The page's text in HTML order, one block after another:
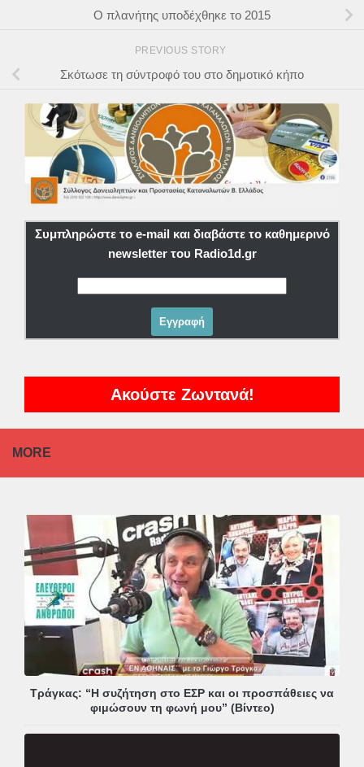
Ο πλανήτης υποδέχθηκε το 2015
PREVIOUS STORY
Σκότωσε τη σύντροφό του στο δημοτικό κήπο
Συμπληρώστε το e-mail και διαβάστε το καθημερινό
newsletter του Radio1d.gr
Ακούστε Ζωντανά!
MORE
Τράγκας: “Η συζήτηση στο ΕΣΡ και οι προσπάθειες να
φιμώσουν τη φωνή μου” (Βίντεο)